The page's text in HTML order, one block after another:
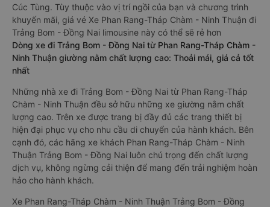
Cúc Tùng. Tùy thuộc vào vị trí ngồi của bạn và chương trình
khuyến mãi, giá vé Xe Phan Rang-Tháp Chàm - Ninh Thuận đi
Trảng Bom - Đồng Nai limousine này có thể sẽ rẻ hơn
Dòng xe đi Trảng Bom - Đồng Nai từ Phan Rang-Tháp Chàm -
Ninh Thuận giường nằm chất lượng cao: Thoải mái, giá cả tốt
nhất
Những nhà xe đi Trảng Bom - Đồng Nai từ Phan Rang-Tháp
Chàm - Ninh Thuận đều sở hữu những xe giường nằm chất
lượng cao. Trên xe được trang bị đầy đủ các trang thiết bị
hiện đại phục vụ cho nhu cầu di chuyển của hành khách. Bên
cạnh đó, các hãng xe khách Phan Rang-Tháp Chàm - Ninh
Thuận Trảng Bom - Đồng Nai luôn chú trọng đến chất lượng
dịch vụ, không ngừng cải thiện để mang đến trải nghiệm hoàn
hảo cho hành khách.
Xe Phan Rang-Tháp Chàm - Ninh Thuận Trảng Bom - Đồng